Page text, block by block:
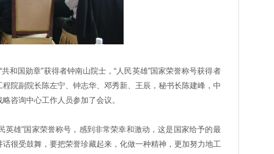
国勋章”获得者钟南山院士，“人民英雄”国家荣誉称号获得者
院副院长陈左宁、钟志华、邓秀新、王辰，秘书长陈建峰，中
咨询中心工作人员参加了会议。
雄”国家荣誉称号，感到非常荣幸和激动，这是国家给予的最
很受鼓舞，要把荣誉珍藏起来，化做一种精神，更加努力地工